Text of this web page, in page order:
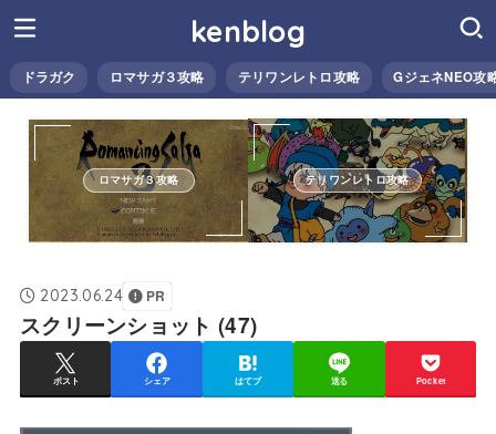
kenblog
ドラガク ロマサガ３攻略 テリワンレトロ攻略 GジェネNEO攻
ロマサガ３攻略 テリワンレトロ攻略
2023.06.24 PR
スクリーンショット (47)
ポスト シェア はてブ 送る Pocket